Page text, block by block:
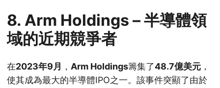
8. Arm Holdings – 半導體領
域的近期競爭者
在2023年9月 ， Arm Holdings籌集了48.7億美元 ，
使其成為最大的半導體IPO之一。該事件突顯了由於